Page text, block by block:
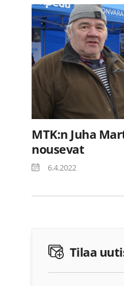
MTK:n Juha
nousevat
6.4.2022
Tilaa